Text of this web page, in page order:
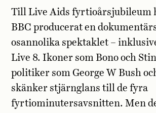
Till Live Aids fyrtioårsjubileum
BBC producerat en
osannolika spektaklet –
Live 8. Ikoner som Bono och
politiker som George W Bush
skänker stjärnglans till de fyra
fyrtiominutersavsnitten. Men